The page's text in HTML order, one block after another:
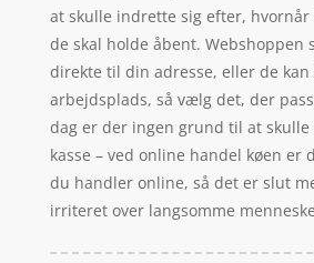
at skulle indrette sig efter, hvornår
de skal holde åbent. Webshoppen
direkte til din adresse, eller de
arbejdsplads, så vælg det, der
dag er der ingen grund til at skulle
kasse – ved online handel køen er
du handler online, så det er slut
irriteret over langsomme